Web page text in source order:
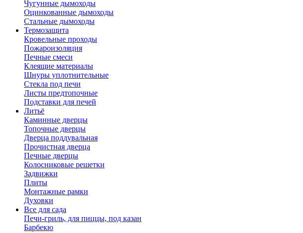
Чугунные дымоходы
Оцинкованные дымоходы
Стальные дымоходы
Термозащита
Кровельные проходы
Пожароизоляция
Печные смеси
Клеящие материалы
Шнуры уплотнительные
Стекла под печи
Листы предтопочные
Подставки для печей
Литьё
Каминные дверцы
Топочные дверцы
Дверца поддувальная
Прочистная дверца
Печные дверцы
Колосниковые решетки
Задвижки
Плиты
Монтажные рамки
Духовки
Все для сада
Печи-гриль, для пиццы, под казан
Барбекю